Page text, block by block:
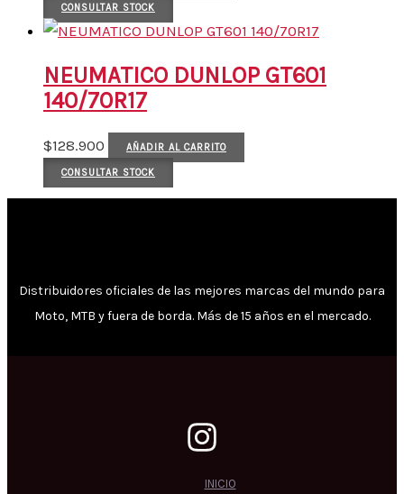
CONSULTAR STOCK
NEUMATICO DUNLOP GT601
140/70R17
$128.900 AÑADIR AL CARRITO
CONSULTAR STOCK
Distribuidores oficiales de las mejores marcas del mundo para
Moto, MTB y fuera de borda. Más de 15 años en el mercado.
INICIO